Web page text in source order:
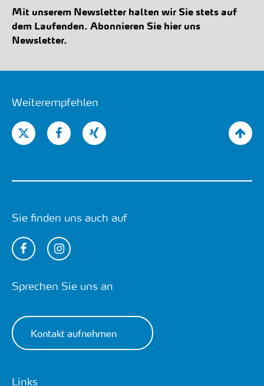
Mit unserem Newsletter halten wir Sie stets auf
dem Laufenden. Abonnieren Sie hier uns
Newsletter.
Weiterempfehlen
Sie finden uns auch auf
Sprechen Sie uns an
Kontakt aufnehmen
Links